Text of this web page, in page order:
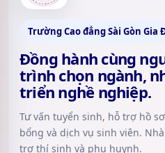
Trường Cao đẳng Sài Gòn Gia
Đồng hành cùng
trình chọn ngành,
triển nghề nghiệp.
Tư vấn tuyển sinh, hỗ trợ hồ
bổng và dịch vụ sinh viên.
trợ thí sinh và phụ huynh.